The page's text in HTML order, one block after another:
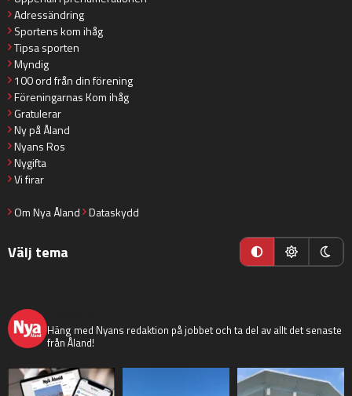
Adressändring
Sportens kom ihåg
Tipsa sporten
Myndig
100 ord från din förening
Föreningarnas Kom ihåg
Gratulerar
Ny på Åland
Nyans Ros
Nygifta
Vi firar
Om Nya Åland Dataskydd
Välj tema
Häng med Nyans redaktion på jobbet och ta del av allt det senaste
från Åland!